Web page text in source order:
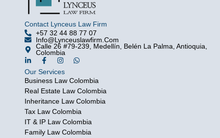
Contact Lynceus Law Firm
+57 32 44 88 77 07
Info@lynceuslawfirm.com
Calle 26 #79-239, Medellín, Belén La Palma, Antioquia,
Colombia
L
i
n
k
e
d
i
n
-
i
n
F
a
c
e
b
o
o
k
-
f
I
n
s
t
a
g
r
a
m
W
h
t
s
a
p
p
Our Services
Business Law Colombia
Real Estate Law Colombia
Inheritance Law Colombia
Tax Law Colombia
IT & IP Law Colombia
Family Law Colombia